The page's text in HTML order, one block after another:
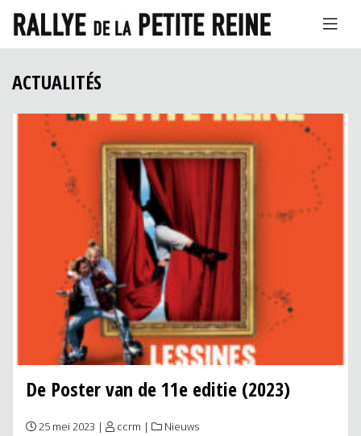
ACTUALITÉS
De Poster van de 11e editie (2023)
25 mei 2023 | ccrm | Nieuws